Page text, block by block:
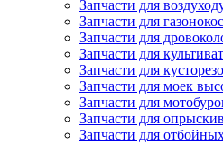
Запчасти для
Запчасти для
Запчасти для
Запчасти для
Запчасти для
Запчасти для моек
Запчасти для
Запчасти для
Запчасти для